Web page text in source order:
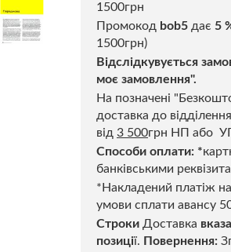
1500грн
Промокод bob5 дає 5
1500грн)
Відслідкувується
моє замовлення".
На позначені
доставка до
від 3 500грн НП або
Способи оплати: *
банківськими
*Накладений платіж
умови сплати
Строки Доставка
позиції. Повернення: